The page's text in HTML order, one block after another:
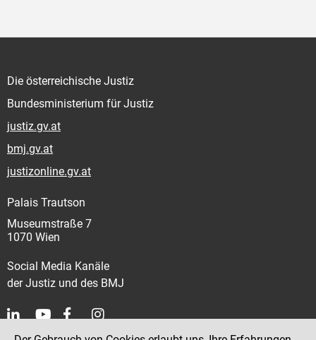
Die österreichische Justiz
Bundesministerium für Justiz
justiz.gv.at
bmj.gv.at
justizonline.gv.at
Palais Trautson
Museumstraße 7
1070 Wien
Social Media Kanäle
der Justiz und des BMJ